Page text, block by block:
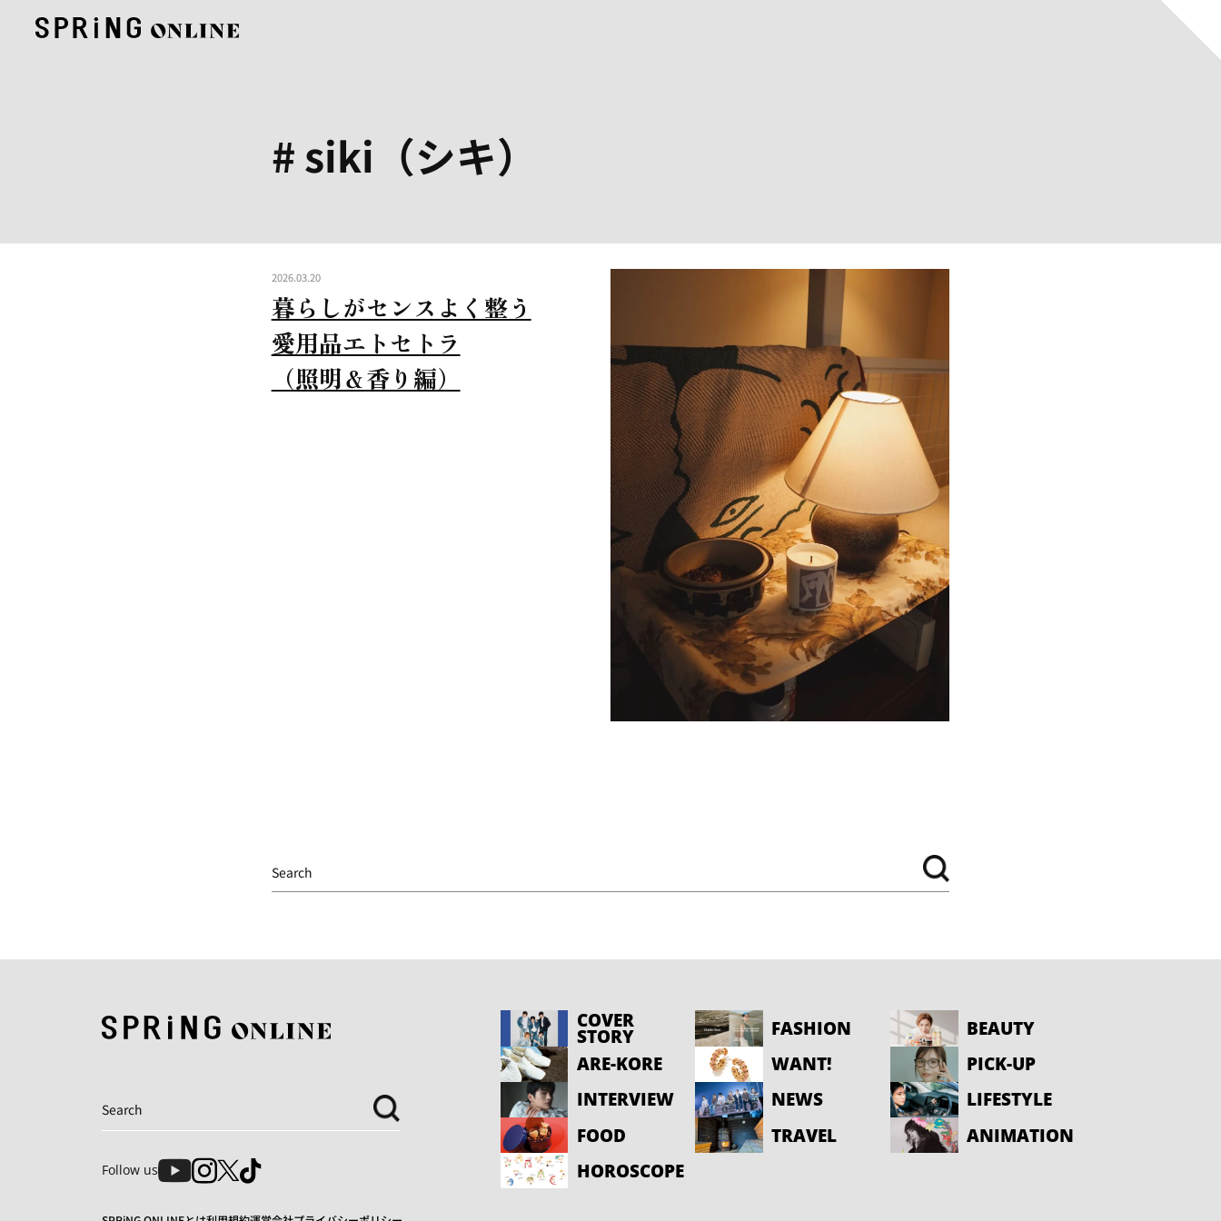
# siki（シキ）
2026.03.20
暮らしがセンスよく整う
愛用品エトセトラ
（照明＆香り編）
Follow us
COVER
STORY FASHION
BEAUTY
ARE-KORE
WANT!
PICK-UP
INTERVIEW
NEWS
LIFESTYLE
FOOD
TRAVEL
ANIMATION
HOROSCOPE